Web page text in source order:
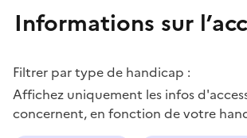
Informations sur
Filtrer par type de handicap :
Affichez uniquement les infos
concernent, en fonction de votre